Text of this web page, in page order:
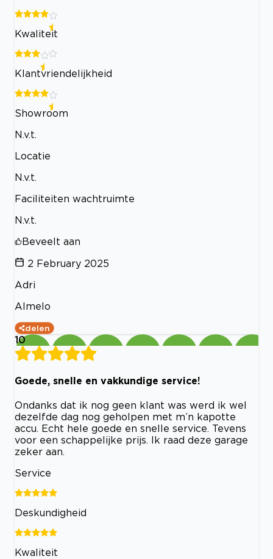
Kwaliteit
Klantvriendelijkheid
Showroom
N.v.t.
Locatie
N.v.t.
Faciliteiten wachtruimte
N.v.t.
Beveelt aan
2 February 2025
Adri
Almelo
delen
10
Goede, snelle en vakkundige service!
Ondanks dat ik nog geen klant was werd ik wel
dezelfde dag nog geholpen met m’n kapotte
accu. Echt hele goede en snelle service. Tevens
voor een schappelijke prijs. Ik raad deze garage
zeker aan.
Service
Deskundigheid
Kwaliteit